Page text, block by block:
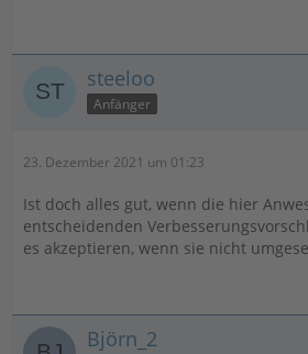
steeloo
Anfänger
23. Dezember 2021 um 01:23
Ist doch alles gut, wenn die hier
entscheidenden
es akzeptieren, wenn sie nicht
Björn_2